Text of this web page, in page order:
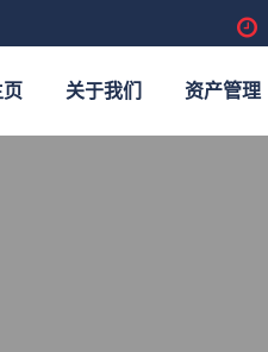
页 关于我们 资产管理